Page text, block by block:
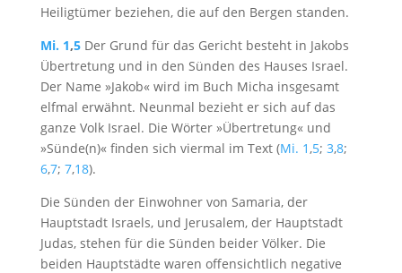
Heiligtümer beziehen, die auf den Bergen standen.
Mi. 1,5 Der Grund für das Gericht besteht in Jakobs
Übertretung und in den Sünden des Hauses Israel.
Der Name »Jakob« wird im Buch Micha insgesamt
elfmal erwähnt. Neunmal bezieht er sich auf das
ganze Volk Israel. Die Wörter »Übertretung« und
»Sünde(n)« finden sich viermal im Text (Mi. 1,5; 3,8;
6,7; 7,18).
Die Sünden der Einwohner von Samaria, der
Hauptstadt Israels, und Jerusalem, der Hauptstadt
Judas, stehen für die Sünden beider Völker. Die
beiden Hauptstädte waren offensichtlich negative